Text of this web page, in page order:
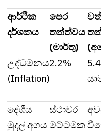
ආර්ථික
දර්ශකය
පෙර
තත්ත්වය
(මාර්තු)
උද්ධමනය
(Inflation)
2.2%
දේශීය
මුදල් අගය
ස්ථාවර
මට්ටමක